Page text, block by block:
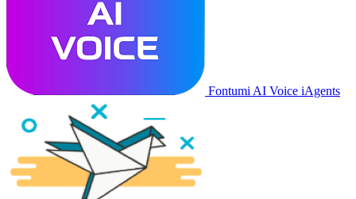
Fontumi AI Voice iAgents